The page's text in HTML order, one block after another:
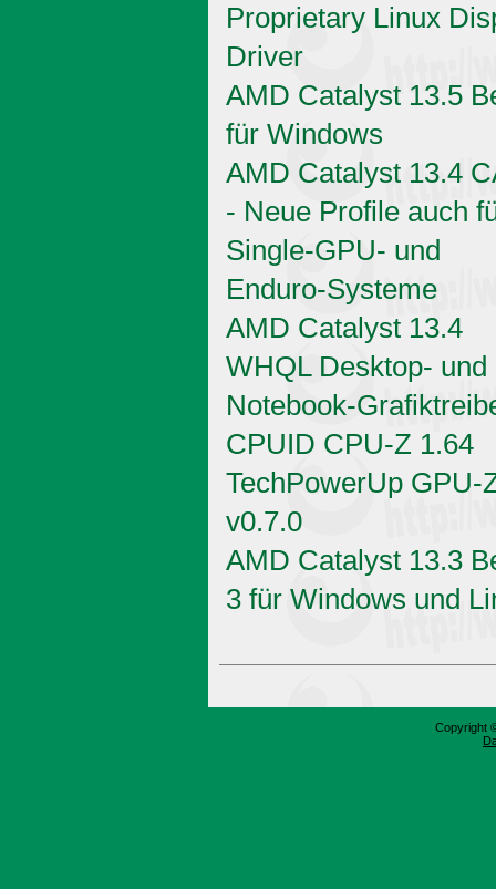
Proprietary Linux
Driver
AMD Catalyst 13.5
für Windows
AMD Catalyst 13.4
- Neue Profile auch
Single-GPU- und
Enduro-Systeme
AMD Catalyst 13.4
WHQL Desktop- und
Notebook-
CPUID CPU-Z 1.64
TechPowerUp GPU-
v0.7.0
AMD Catalyst 13.3
3 für Windows und
Copyright